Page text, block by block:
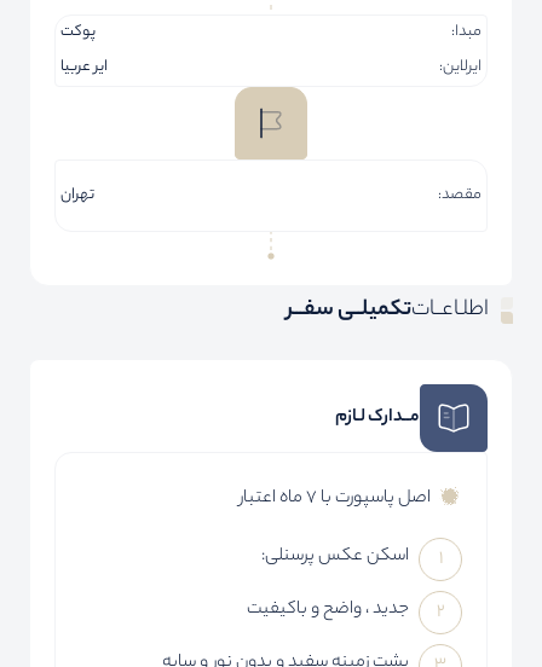
مبدا:
پوکت
ایرلاین:
ایر عربیا
مقصد: تهران
اطلـاعــاتتکمیلــی سفـــر
مــدارک لـازم
اصل پاسپورت با 7 ماه اعتبار
اسکن عکس پرسنلی:
جدید ، واضح و باکیفیت